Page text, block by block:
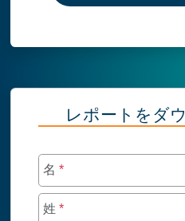
レポートをダ
名 *
姓 *